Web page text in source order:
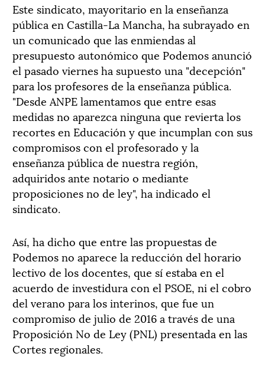
Este sindicato, mayoritario en la enseñanza
pública en Castilla-La Mancha, ha subrayado en
un comunicado que las enmiendas al
presupuesto autonómico que Podemos anunció
el pasado viernes ha supuesto una "decepción"
para los profesores de la enseñanza pública.
"Desde ANPE lamentamos que entre esas
medidas no aparezca ninguna que revierta los
recortes en Educación y que incumplan con sus
compromisos con el profesorado y la
enseñanza pública de nuestra región,
adquiridos ante notario o mediante
proposiciones no de ley", ha indicado el
sindicato.
Así, ha dicho que entre las propuestas de
Podemos no aparece la reducción del horario
lectivo de los docentes, que sí estaba en el
acuerdo de investidura con el PSOE, ni el cobro
del verano para los interinos, que fue un
compromiso de julio de 2016 a través de una
Proposición No de Ley (PNL) presentada en las
Cortes regionales.